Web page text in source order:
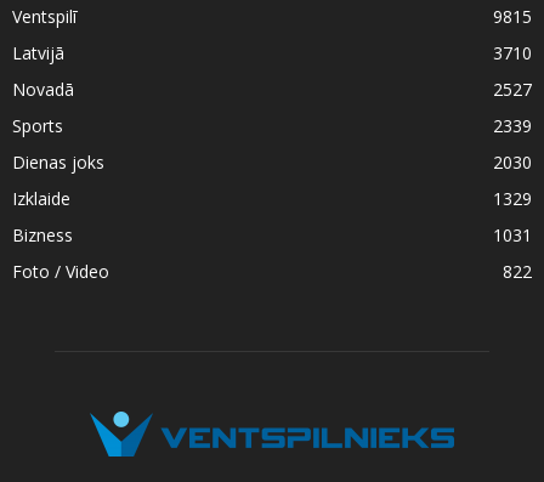
Ventspilī
9815
Latvijā
3710
Novadā
2527
Sports
2339
Dienas joks
2030
Izklaide
1329
Bizness
1031
Foto / Video
822